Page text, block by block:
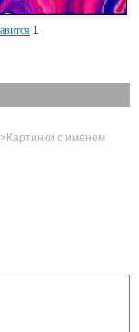
1
с именем